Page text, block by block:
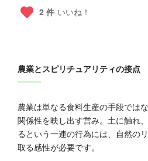
2 件 いいね！
農業とスピリチュアリティの接点
農業は単なる食料生産の手段では
関係性を映し出す営み。土に触れ
るという一連の行為には、自然の
取る感性が必要です。